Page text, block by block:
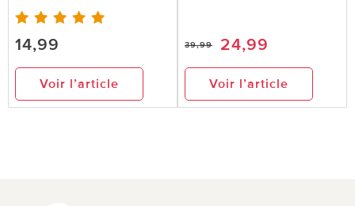
14,99
Voir l’article
39,99 24,99
Voir l’article